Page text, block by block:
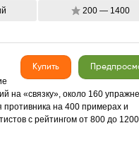
200 — 1400
Купить
на «связку», около 160
на 400 примерах и
с рейтингом от 800 до